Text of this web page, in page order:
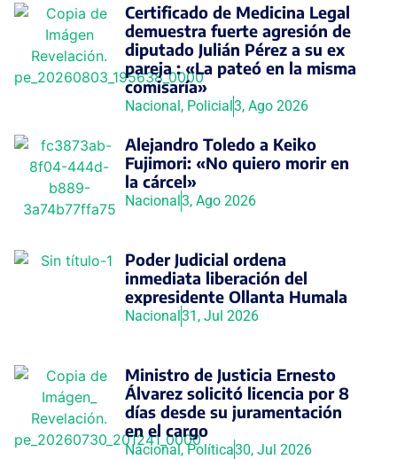
Certificado de Medicina Legal
demuestra fuerte agresión de
diputado Julián Pérez a su ex
pareja : «La pateó en la misma
comisaría»
Nacional, Policial3, Ago 2026
Alejandro Toledo a Keiko
Fujimori: «No quiero morir en
la cárcel»
Nacional3, Ago 2026
Poder Judicial ordena
inmediata liberación del
expresidente Ollanta Humala
Nacional31, Jul 2026
Ministro de Justicia Ernesto
Álvarez solicitó licencia por 8
días desde su juramentación
en el cargo
Nacional,Política30, Jul 2026